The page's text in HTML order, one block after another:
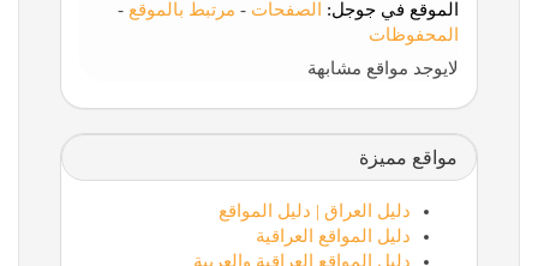
الموقع في جوجل: الصفحات - مرتبط بالموقع -
المحفوظات
لايوجد مواقع مشابهة
مواقع مميزة
دليل العراق | دليل المواقع
دليل المواقع العراقية
دليل المواقع العراقية والعربية